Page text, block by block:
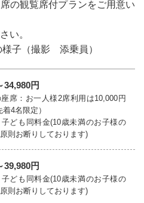
の観覧席付プランをご用意い
い。
子（撮影 添乗員）
34,980円
席：お一人様2席利用は10,000円
4名限定）
ども同料金(10歳未満のお子様の
則お断りしております)
39,980円
ども同料金(10歳未満のお子様の
則お断りしております)